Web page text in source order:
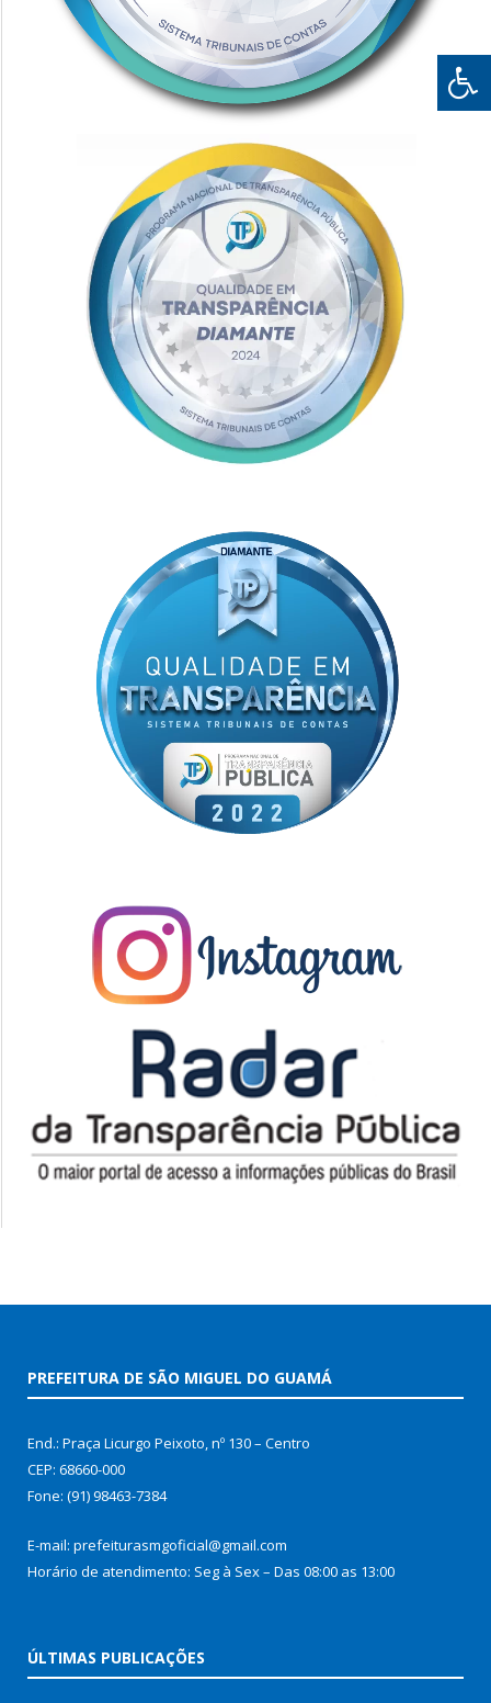
PREFEITURA DE SÃO MIGUEL DO GUAMÁ
End.: Praça Licurgo Peixoto, nº 130 – Centro
CEP: 68660-000
Fone: (91) 98463-7384
E-mail: prefeiturasmgoficial@gmail.com
Horário de atendimento: Seg à Sex – Das 08:00 as 13:00
ÚLTIMAS PUBLICAÇÕES